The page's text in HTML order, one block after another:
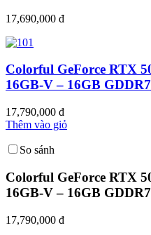
17,690,000 đ
Colorful GeForce RTX
16GB-V – 16GB GDDR7
17,790,000 đ
Thêm vào giỏ
So sánh
Colorful GeForce RTX
16GB-V – 16GB GDDR7
17,790,000 đ